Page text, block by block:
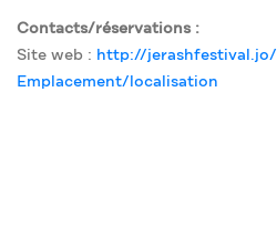
Contacts/réservations :
Site web : http://jerashfestival.jo/
Emplacement/localisation